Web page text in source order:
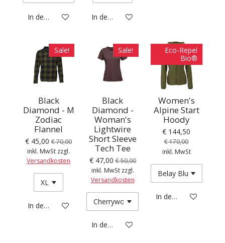
In den Warenkorb In den Warenkorb
Sale!
Black
Diamond - M
Zodiac
Flannel
€ 45,00 € 70,00
inkl. MwSt zzgl.
Versandkosten
In den Warenkorb
Sale!
Black
Diamond -
Woman's
Lightwire
Short Sleeve
Tech Tee
€ 47,00 € 50,00
inkl. MwSt zzgl.
Versandkosten
In den Warenkorb
Eco-Repel
Bio®
Women's
Alpine Start
Hoody
€ 144,50
€ 170,00
inkl. MwSt
In den Warenkorb